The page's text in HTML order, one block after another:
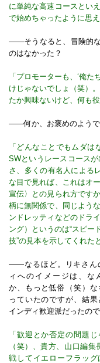
に単純な高速コースとい
で始めちゃったように思
――そうなると、冒険的な
のはなかった？
「プロモーターも、‘俺
けじゃないでしょ（笑）
たか興味ないけど、何も
――何か、お褒めのようで
「どんなことでもムダ
SWというレースコース
さ、多くの有名人による
な目で見れば、これはオ
宣伝〉との見られ方です
柄に無関係で、同じよう
ンドレッティなどのドラ
ング）というのは“スピー
技”の見本を示してくれた
――なるほど。リキさん
ィへのイメージは、な
か、もっと低俗（笑）な
っていたのですが、結果
インディ歓迎派だったので
「歓迎とか否定の問題
（笑）、貴方、山口編集
戦してイエローフラッグ